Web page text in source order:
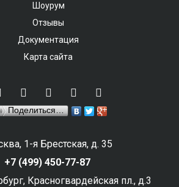
Шоурум
Отзывы
Документация
Карта сайта
Поделиться…
1-я Брестская, д. 35
+7 (499) 450-77-87
Красногвардейская пл., д.3